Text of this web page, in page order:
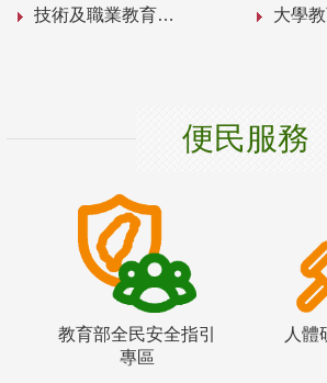
技術及職業教育 大學
便民服務
教育部全民安全指引
專區
人體